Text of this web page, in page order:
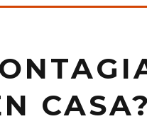
CASA?